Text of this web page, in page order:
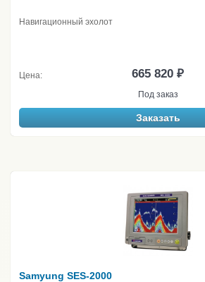
Навигационный эхолот
Цена: 665 820 ₽
Под заказ
Заказать
Samyung SES-2000